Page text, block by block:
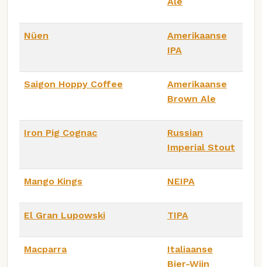
Nüen
Amerikaanse
IPA
Saigon Hoppy Coffee
Amerikaanse
Brown Ale
Iron Pig Cognac
Russian
Imperial Stout
Mango Kings NEIPA
El Gran Lupowski TIPA
Macparra
Italiaanse
Bier-Wijn